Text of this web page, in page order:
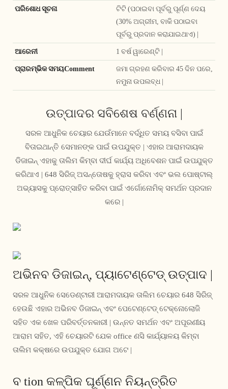
ପରିଶୋଧ ସୂଚନା
ଟିଟି (ପଠାଇବା ପୂର୍ବରୁ ପୂର୍ଣ୍ଣ ଦେୟ
(30% ଅଗ୍ରୀମ, ବାକି ପଠାଇବା
ପୂର୍ବରୁ ପ୍ରଦାନ କରାଯାଇଥାଏ) |
ଆରେନୀ 1 ବର୍ଷ ୱାରେଣ୍ଟି |
ପ୍ରାରମ୍ଭିକ ସମୟComment
ଜମା ଗ୍ରହଣ କରିବାର 45 ଦିନ ପରେ,
ନମୁନା ଉପଲବ୍ଧ |
ଉତ୍ପାଦର ସବିଶେଷ ବର୍ଣ୍ଣନା |
ସରଳ ଆଧୁନିକ ଚେୟାର ଯେଉଁମାନେ ବର୍ଦ୍ଧିତ ସମୟ ବସିବା ପାଇଁ
ବିତାଇଥାନ୍ତି ସେମାନଙ୍କ ପାଇଁ ଉପଯୁକ୍ତ | ଏହାର ଆରାମଦାୟକ
ଡିଜାଇନ୍ ଏହାକୁ ତାଲିମ କିମ୍ବା ଦୀର୍ଘ କାର୍ଯ୍ୟ ଅଧିବେଶନ ପାଇଁ ଉପଯୁକ୍ତ
କରିଥାଏ | 648 ସିରିଜ୍ ଅସନ୍ତୋଷକୁ ହ୍ରାସ କରିବା ଏବଂ ଭଲ ପୋଷ୍ଟାଲ୍
ଅଭ୍ୟାସକୁ ପ୍ରୋତ୍ସାହିତ କରିବା ପାଇଁ ଏର୍ଗୋନୋମିକ୍ ସମର୍ଥନ ପ୍ରଦାନ
କରେ |
ଅଭିନବ ଡିଜାଇନ୍, ପ୍ୟାଟେଣ୍ଟେଡ୍ ଉତ୍ପାଦ |
ସରଳ ଆଧୁନିକ ସେଡେଣ୍ଟାରୀ ଆରାମଦାୟକ ତାଲିମ ଚେୟାର 648 ସିରିଜ୍
ହେଉଛି ଏହାର ଅଭିନବ ଡିଜାଇନ୍ ଏବଂ ପେଟେଣ୍ଟେଡ୍ ଟେକ୍ନୋଲୋଜି
ସହିତ ଏକ ଖେଳ ପରିବର୍ତ୍ତନକାରୀ | ଉନ୍ନତ ସମର୍ଥନ ଏବଂ ଅପୂରଣୀୟ
ଆରାମ ସହିତ, ଏହି ଚେୟାରଟି ଯେକ office ଣସି କାର୍ଯ୍ୟାଳୟ କିମ୍ବା
ତାଲିମ କକ୍ଷରେ ଉପଯୁକ୍ତ ଯୋଗ ଅଟେ |
ବ tion କଳ୍ପିକ ଘୂର୍ଣ୍ଣନ ନିୟନ୍ତ୍ରିତ